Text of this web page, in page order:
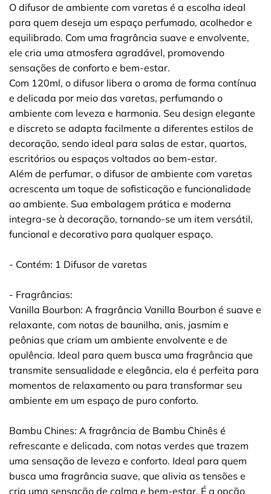
O difusor de ambiente com varetas é a escolha ideal
para quem deseja um espaço perfumado, acolhedor e
equilibrado. Com uma fragrância suave e envolvente,
ele cria uma atmosfera agradável, promovendo
sensações de conforto e bem-estar.
Com 120ml, o difusor libera o aroma de forma contínua
e delicada por meio das varetas, perfumando o
ambiente com leveza e harmonia. Seu design elegante
e discreto se adapta facilmente a diferentes estilos de
decoração, sendo ideal para salas de estar, quartos,
escritórios ou espaços voltados ao bem-estar.
Além de perfumar, o difusor de ambiente com varetas
acrescenta um toque de sofisticação e funcionalidade
ao ambiente. Sua embalagem prática e moderna
integra-se à decoração, tornando-se um item versátil,
funcional e decorativo para qualquer espaço.
- Contém: 1 Difusor de varetas
- Fragrâncias:
Vanilla Bourbon: A fragrância Vanilla Bourbon é suave e
relaxante, com notas de baunilha, anis, jasmim e
peônias que criam um ambiente envolvente e de
opulência. Ideal para quem busca uma fragrância que
transmite sensualidade e elegância, ela é perfeita para
momentos de relaxamento ou para transformar seu
ambiente em um espaço de puro conforto.
Bambu Chines: A fragrância de Bambu Chinês é
refrescante e delicada, com notas verdes que trazem
uma sensação de leveza e conforto. Ideal para quem
busca uma fragrância suave, que alivia as tensões e
cria uma sensação de calma e bem-estar. É a opção